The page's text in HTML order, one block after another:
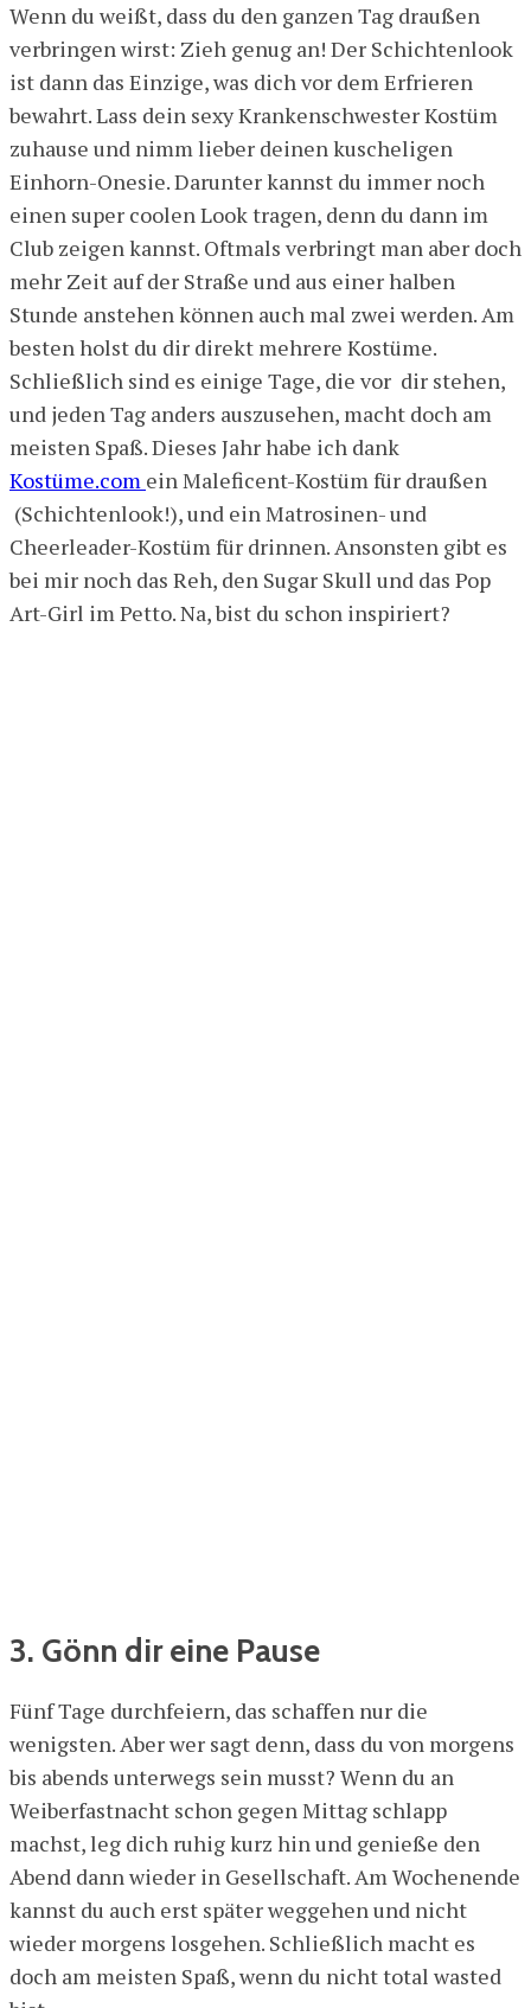
Wenn du weißt, dass du den ganzen Tag draußen
verbringen wirst: Zieh genug an! Der Schichtenlook
ist dann das Einzige, was dich vor dem Erfrieren
bewahrt. Lass dein sexy Krankenschwester Kostüm
zuhause und nimm lieber deinen kuscheligen
Einhorn-Onesie. Darunter kannst du immer noch
einen super coolen Look tragen, denn du dann im
Club zeigen kannst. Oftmals verbringt man aber doch
mehr Zeit auf der Straße und aus einer halben
Stunde anstehen können auch mal zwei werden. Am
besten holst du dir direkt mehrere Kostüme.
Schließlich sind es einige Tage, die vor dir stehen,
und jeden Tag anders auszusehen, macht doch am
meisten Spaß. Dieses Jahr habe ich dank
Kostüme.com ein Maleficent-Kostüm für draußen
(Schichtenlook!), und ein Matrosinen- und
Cheerleader-Kostüm für drinnen. Ansonsten gibt es
bei mir noch das Reh, den Sugar Skull und das Pop
Art-Girl im Petto. Na, bist du schon inspiriert?
3. Gönn dir eine Pause
Fünf Tage durchfeiern, das schaffen nur die
wenigsten. Aber wer sagt denn, dass du von morgens
bis abends unterwegs sein musst? Wenn du an
Weiberfastnacht schon gegen Mittag schlapp
machst, leg dich ruhig kurz hin und genieße den
Abend dann wieder in Gesellschaft. Am Wochenende
kannst du auch erst später weggehen und nicht
wieder morgens losgehen. Schließlich macht es
doch am meisten Spaß, wenn du nicht total wasted